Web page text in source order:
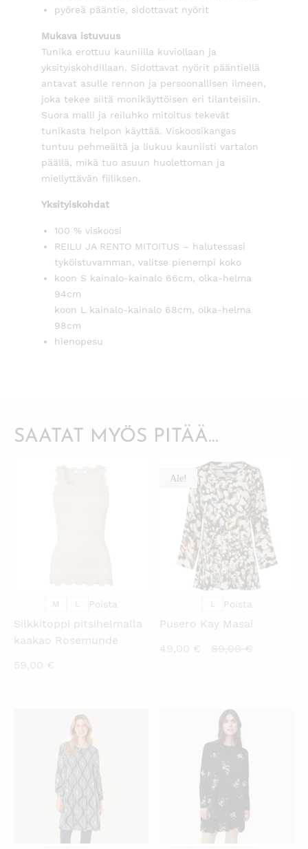
pyöreä pääntie, sidottavat nyörit
Mukava istuvuus
Tunika erottuu kauniilla kuviollaan ja
yksityiskohdillaan. Sidottavat nyörit pääntiellä
antavat asulle rennon ja persoonallisen ilmeen,
joka tekee siitä monikäyttöisen eri tilanteisiin.
Suora malli ja reiluhko mitoitus tekevät
tunikasta helpon käyttää. Viskoosikangas
tuntuu pehmeältä ja liukuu kauniisti vartalon
päällä, mikä tuo asuun huolettoman ja
miellyttävän fiiliksen.
Yksityiskohdat
100 % viskoosi
REILU JA RENTO MITOITUS – halutessasi
tyköistuvamman, valitse pienempi koko
koon S kainalo-kainalo 66cm, olka-helma
94cm
koon L kainalo-kainalo 68cm, olka-helma
98cm
hienopesu
SAATAT MYÖS PITÄÄ...
M L Poista
Silkkitoppi pitsihelmalla
kaakao Rosemunde
59,00 €
Ale! KATSO PIKANÄKYMÄ
L Poista
Pusero Kay Masai
49,00 €
Nykyinen
89,00€
KATSO PIKANÄKYMÄ KATSO PIKANÄKYMÄ